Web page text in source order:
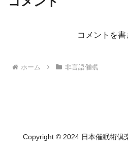
コメントを書
ホーム 非言語催眠
Copyright © 2024 日本催眠術倶